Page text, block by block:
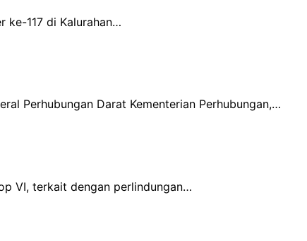
ke-117 di Kalurahan…
Perhubungan Darat Kementerian Perhubungan,…
VI, terkait dengan perlindungan…